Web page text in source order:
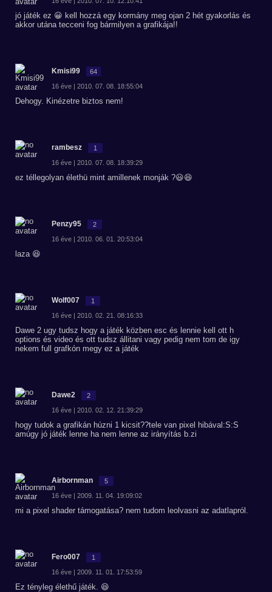
jó játék ez 😀 kell hozzá egy kormány meg ojan 2 hét gyakorlás és
akkor utána tecceni fog bármilyen a grafikája!!
Kmisi99 64
16 éve | 2010. 07. 08. 18:55:04
Dehogy. Kinézetre biztos nem!
rambesz 1
16 éve | 2010. 07. 08. 18:39:29
ez téllegolyan élethü mint amillenek monják ?😃😆
Penzy95 2
16 éve | 2010. 06. 01. 20:53:04
laza 😆
Wolf007 1
16 éve | 2010. 02. 21. 08:16:33
Dawe 2 ugy tudsz hogy a játék közben esc és lennie kell ott h
options és video és ott tudsz állitani vagy pedig nem tom de igy
nekem full grafkón megy ez a játék
Dawe2 2
16 éve | 2010. 02. 12. 21:39:29
hogy tudok a grafikán húzni 1 kicsit??tele van pixel hibával:S:S
amúgy jó játék lenne ha nem lenne az irányítás b.zi
Airbornman 5
16 éve | 2009. 11. 04. 19:09:02
mi a pixel shader támogatása? nem tudom leolvasni az adatlapról.
Fero007 1
16 éve | 2009. 11. 01. 17:53:59
Ez tényleg élethű játék. 😆